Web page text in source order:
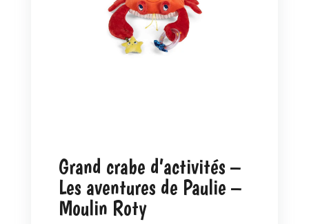
Grand crabe d’activités –
Les aventures de Paulie –
Moulin Roty